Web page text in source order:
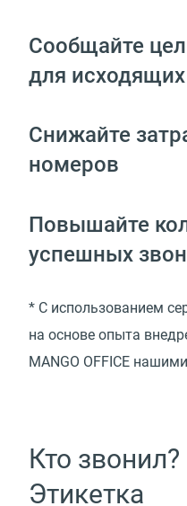
Сообщайте
для
Снижайте
номеров
Повышайте
успешных
* С использованием
на основе опыта
MANGO OFFICE
Кто
Этикетка